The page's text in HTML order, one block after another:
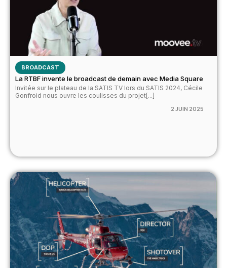
BROADCAST
La RTBF invente le broadcast de demain avec Media Square
Invitée sur le plateau de la SATIS TV lors du SATIS 2024, Cécile
Gonfroid nous ouvre les coulisses du projet[...]
2 JUIN 2025